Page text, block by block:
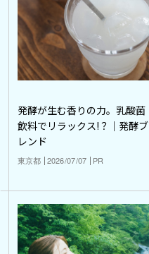
発酵が生む香りの力。乳酸菌
飲料でリラックス!？｜発酵ブ
レンド
東京都 2026/07/07 PR